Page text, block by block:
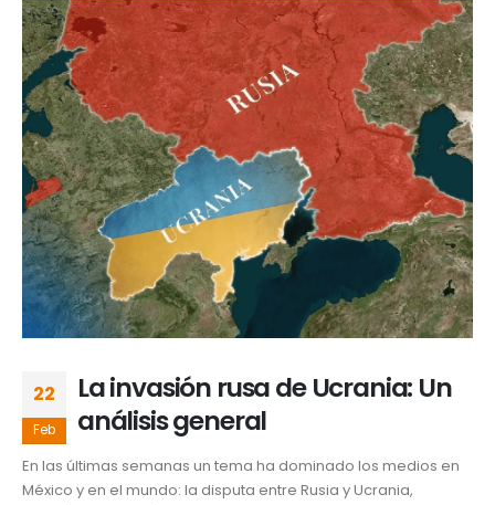
22
Feb
La invasión rusa de Ucrania: Un
análisis general
En las últimas semanas un tema ha dominado los medios en
México y en el mundo: la disputa entre Rusia y Ucrania,